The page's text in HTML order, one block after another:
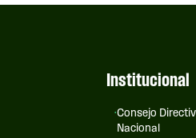
Institucional
Consejo
Nacional